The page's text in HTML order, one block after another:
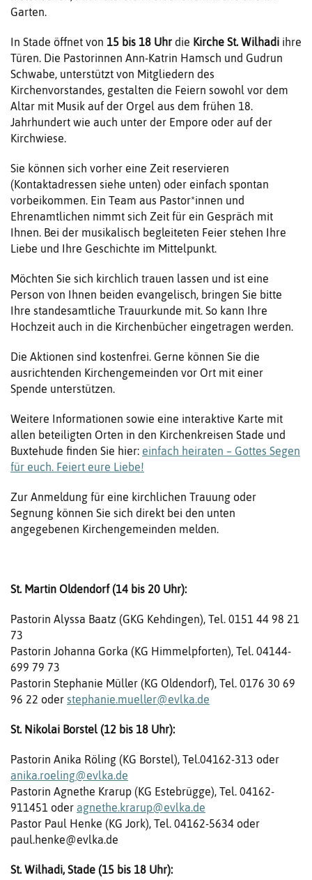
Garten.
In Stade öffnet von 15 bis 18 Uhr die Kirche St. Wilhadi ihre
Türen. Die Pastorinnen Ann-Katrin Hamsch und Gudrun
Schwabe, unterstützt von Mitgliedern des
Kirchenvorstandes, gestalten die Feiern sowohl vor dem
Altar mit Musik auf der Orgel aus dem frühen 18.
Jahrhundert wie auch unter der Empore oder auf der
Kirchwiese.
Sie können sich vorher eine Zeit reservieren
(Kontaktadressen siehe unten) oder einfach spontan
vorbeikommen. Ein Team aus Pastor*innen und
Ehrenamtlichen nimmt sich Zeit für ein Gespräch mit
Ihnen. Bei der musikalisch begleiteten Feier stehen Ihre
Liebe und Ihre Geschichte im Mittelpunkt.
Möchten Sie sich kirchlich trauen lassen und ist eine
Person von Ihnen beiden evangelisch, bringen Sie bitte
Ihre standesamtliche Trauurkunde mit. So kann Ihre
Hochzeit auch in die Kirchenbücher eingetragen werden.
Die Aktionen sind kostenfrei. Gerne können Sie die
ausrichtenden Kirchengemeinden vor Ort mit einer
Spende unterstützen.
Weitere Informationen sowie eine interaktive Karte mit
allen beteiligten Orten in den Kirchenkreisen Stade und
Buxtehude finden Sie hier: einfach heiraten – Gottes Segen
für euch. Feiert eure Liebe!
Zur Anmeldung für eine kirchlichen Trauung oder
Segnung können Sie sich direkt bei den unten
angegebenen Kirchengemeinden melden.
St. Martin Oldendorf (14 bis 20 Uhr):
Pastorin Alyssa Baatz (GKG Kehdingen), Tel. 0151 44 98 21
73
Pastorin Johanna Gorka (KG Himmelpforten), Tel. 04144-
699 79 73
Pastorin Stephanie Müller (KG Oldendorf), Tel. 0176 30 69
96 22 oder stephanie.mueller@​evlka.de
St. Nikolai Borstel (12 bis 18 Uhr):
Pastorin Anika Röling (KG Borstel), Tel.04162-313 oder
anika.roeling@evlka.de
Pastorin Agnethe Krarup (KG Estebrügge), Tel. 04162-
911451 oder agnethe.krarup@evlka.de
Pastor Paul Henke (KG Jork), Tel. 04162-5634 oder
paul.henke@evlka.de
St. Wilhadi, Stade (15 bis 18 Uhr):